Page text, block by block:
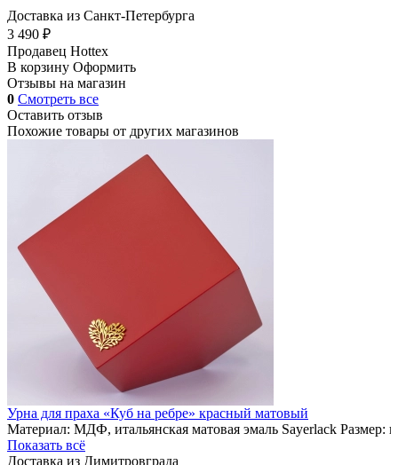
Доставка из Санкт-Петербурга
3 490 ₽
Продавец Hottex
В корзину Оформить
Отзывы на магазин
0 Смотреть все
Оставить отзыв
Похожие товары от других магазинов
Урна для праха «Куб на ребре» красный матовый
Материал: МДФ, итальянская матовая эмаль Sayerlack
Показать всё
Доставка из Димитровграда